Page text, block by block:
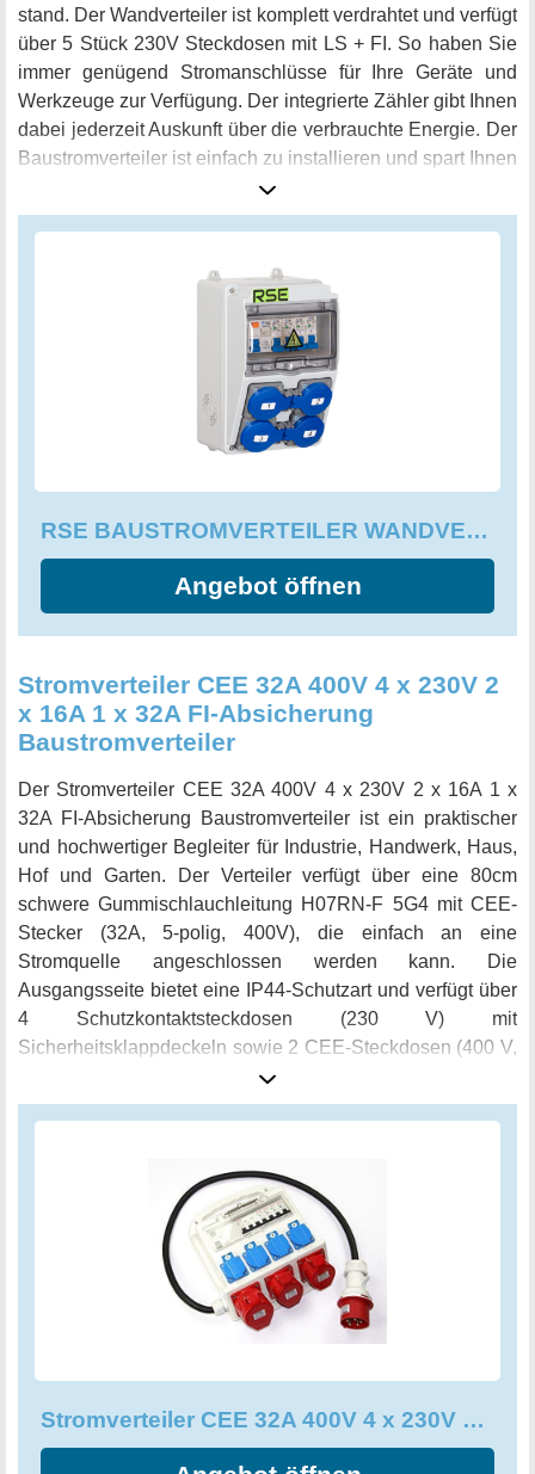
stand. Der Wandverteiler ist komplett verdrahtet und verfügt
über 5 Stück 230V Steckdosen mit LS + FI. So haben Sie
immer genügend Stromanschlüsse für Ihre Geräte und
Werkzeuge zur Verfügung. Der integrierte Zähler gibt Ihnen
dabei jederzeit Auskunft über die verbrauchte Energie. Der
Baustromverteiler ist einfach zu installieren und spart Ihnen
dank der vormontierten Komponenten wertvolle
Montagezeit. Das robuste Gehäuse lässt sich dank der
Zudem ist der große Anschlussraum eine echte
Unterstützung beim Anschließen der Kabel. Wenn Sie
nicht zufrieden sind, können Sie den Artikel problemlos
zurücksenden und erhalten den Kaufpreis erstattet.
RSE BAUSTROMVERTEILER WANDVERTEILER KOMPLETT VERDRAHTET 230V SCHUKO
Angebot öffnen
Stromverteiler CEE 32A 400V 4 x 230V 2
x 16A 1 x 32A FI-Absicherung
Baustromverteiler
Der Stromverteiler CEE 32A 400V 4 x 230V 2 x 16A 1 x
32A FI-Absicherung Baustromverteiler ist ein praktischer
und hochwertiger Begleiter für Industrie, Handwerk, Haus,
Hof und Garten. Der Verteiler verfügt über eine 80cm
schwere Gummischlauchleitung H07RN-F 5G4 mit CEE-
Stecker (32A, 5-polig, 400V), die einfach an eine
Stromquelle angeschlossen werden kann. Die
Ausgangsseite bietet eine IP44-Schutzart und verfügt über
4 Schutzkontaktsteckdosen (230 V) mit
Sicherheitsklappdeckeln sowie 2 CEE-Steckdosen (400 V,
16 A, 5-polig) und 1 CEE-Steckdose (400 V, 32 A, 5-polig),
jeweils mit Sicherheitsklappdeckeln. Die Stromzufuhr ist
Absicherung geschützt. Mit einer Nennspannung von 230
V und 400 V und einer Nennstromstärke von 16 A oder 32
A ist dieser Stromverteiler flexibel einsetzbar und bietet
höchste Sicherheit für Ihre Stromversorgung.
Stromverteiler CEE 32A 400V 4 x 230V 2 x 16A 1 x 32A FI-Absicherung